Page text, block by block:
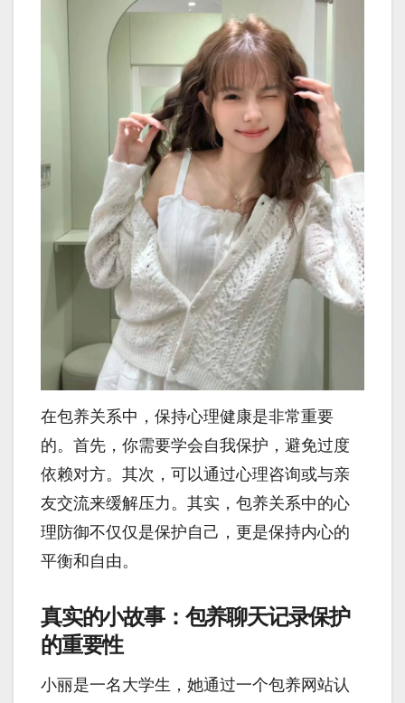
在包养关系中，保持心理健康是非常重要
的。首先，你需要学会自我保护，避免过度
依赖对方。其次，可以通过心理咨询或与亲
友交流来缓解压力。其实，包养关系中的心
理防御不仅仅是保护自己，更是保持内心的
平衡和自由。
真实的小故事：包养聊天记录保护
的重要性
小丽是一名大学生，她通过一个包养网站认